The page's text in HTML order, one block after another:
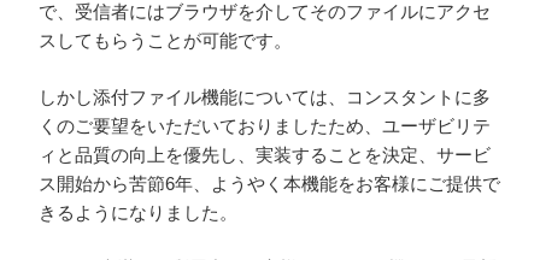
で、受信者にはブラウザを介してそのファイルにアクセ
スしてもらうことが可能です。
しかし添付ファイル機能については、コンスタントに多
くのご要望をいただいておりましたため、ユーザビリテ
ィと品質の向上を優先し、実装することを決定、サービ
ス開始から苦節6年、ようやく本機能をお客様にご提供で
きるようになりました。